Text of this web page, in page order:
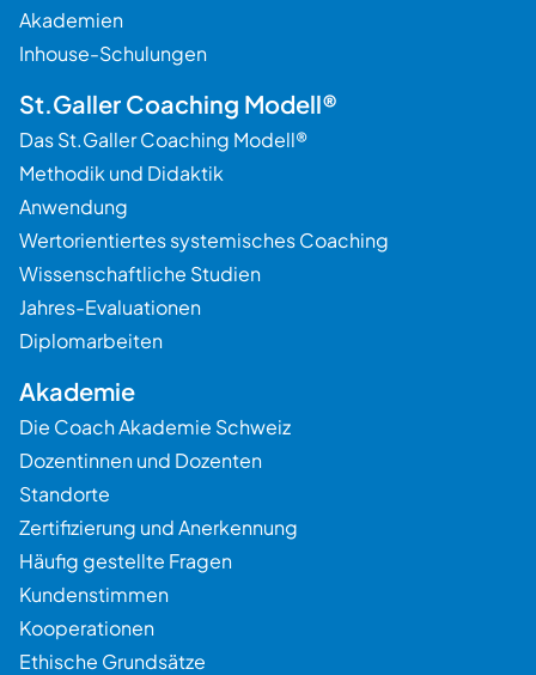
Akademien
Inhouse-Schulungen
St.Galler Coaching Modell®
Das St.Galler Coaching Modell®
Methodik und Didaktik
Anwendung
Wertorientiertes systemisches Coaching
Wissenschaftliche Studien
Jahres-Evaluationen
Diplomarbeiten
Akademie
Die Coach Akademie Schweiz
Dozentinnen und Dozenten
Standorte
Zertifizierung und Anerkennung
Häufig gestellte Fragen
Kundenstimmen
Kooperationen
Ethische Grundsätze